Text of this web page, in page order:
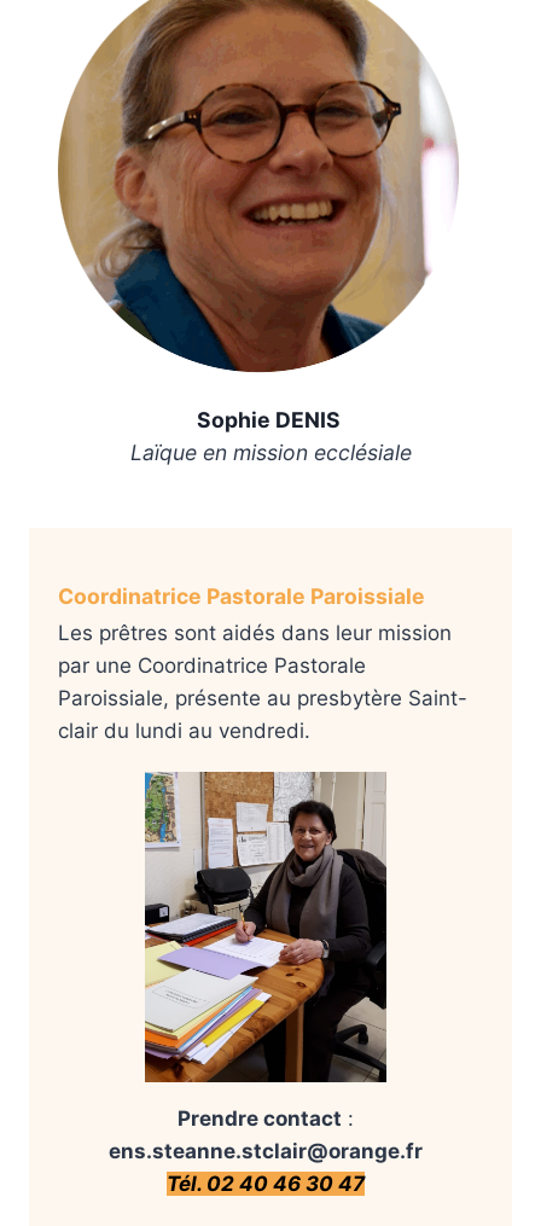
Sophie DENIS
Laïque en mission ecclésiale
Coordinatrice Pastorale Paroissiale
Les prêtres sont aidés dans leur mission
par une Coordinatrice Pastorale
Paroissiale, présente au presbytère Saint-
clair du lundi au vendredi.
Prendre contact :
ens.steanne.stclair@orange.fr
Tél. 02 40 46 30 47